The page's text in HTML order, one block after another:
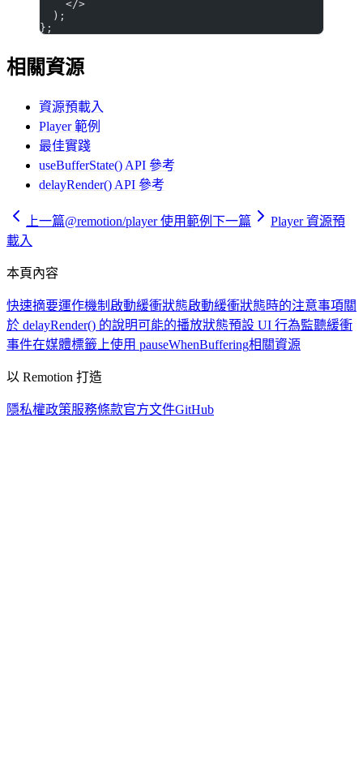
    </>
  );
};
相關資源
資源預載入
Player 範例
最佳實踐
useBufferState() API 參考
delayRender() API 參考
上一篇@remotion/player 使用範例 下一篇
Player 資源預
載入
本頁內容
快速摘要運作機制 啟動緩衝狀態啟動緩衝狀態時的注意事項關
於 delayRender() 的說明可能的播放狀態預設 UI 行為監聽緩衝
事件在媒體標籤上使用 pauseWhenBuffering相關資源
以 Remotion 打造
隱私權政策服務條款官方文件GitHub